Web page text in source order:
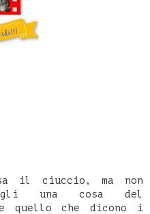
il ciuccio, ma non
una cosa del
quello che dicono i